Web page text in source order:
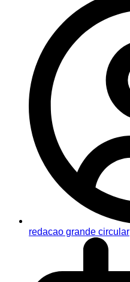
redacao grande circular